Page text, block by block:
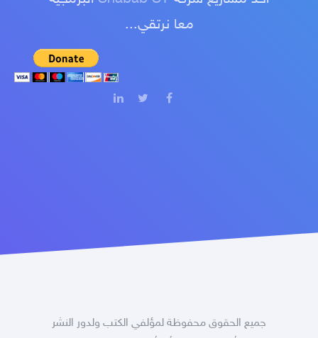
معا نرتقي...
جميع الحقوق محفوظة لمؤلفي الكتب ولدور النشر